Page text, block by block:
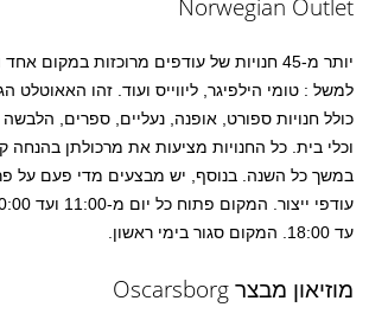
Norwegian Outlet
למשל : טומי הילפיגר, ליווייס ועוד. זהו האאוטלט
כולל חנויות ספורט, אופנה, נעליים, ספרים,
במשך כל השנה. בנוסף, יש מבצעים מדי פעם על
עד 18:00. המקום סגור בימי ראשון.
מוזיאון מבצר Oscarsborg